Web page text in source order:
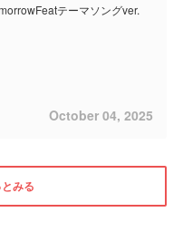
テーマソングver.
October 04, 2025
みる